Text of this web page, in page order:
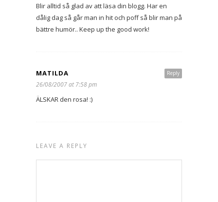
Blir alltid så glad av att läsa din blogg. Har en
dålig dag så går man in hit och poff så blir man på
bättre humör.. Keep up the good work!
Reply
MATILDA
26/08/2007 at 7:58 pm
ÄLSKAR den rosa! :)
LEAVE A REPLY